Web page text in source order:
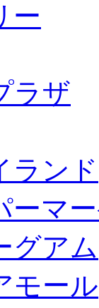
ー
ラザ
ランド
ーマ
グアム
モール